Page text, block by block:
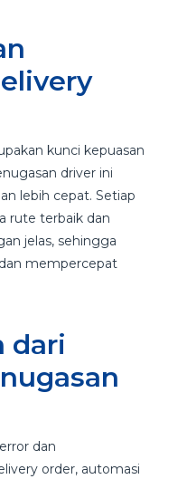
kunci kepuasan
driver ini
lebih cepat. Setiap
rute terbaik dan
jelas, sehingga
mempercepat
dari
dan
order, automasi